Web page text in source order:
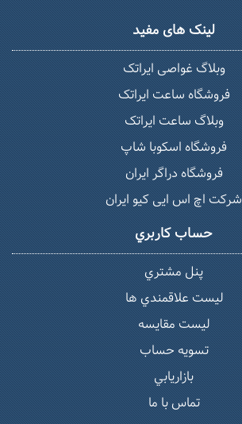
لینک های مفید
وبلاگ غواصی ایراتک
فروشگاه ساعت ایراتک
وبلاگ ساعت ایراتک
فروشگاه اسکوبا شاپ
فروشگاه دراگر ایران
شرکت اچ اس ایی کیو ایران
حساب كاربري
پنل مشتري
ليست علاقمندي ها
لیست مقایسه
تسويه حساب
بازاريابي
تماس با ما